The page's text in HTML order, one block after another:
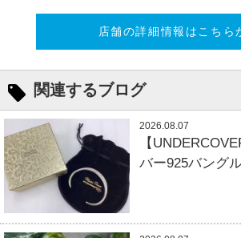
店舗の詳細情報はこちら
関連するブログ
2026.08.07
【
バー925バング